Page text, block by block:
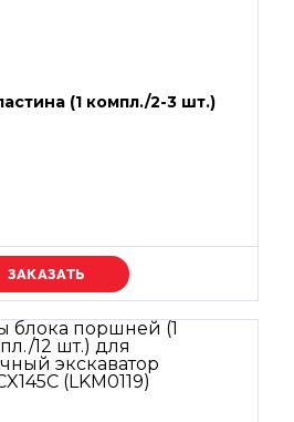
(1 компл./2-3 шт.)
цену